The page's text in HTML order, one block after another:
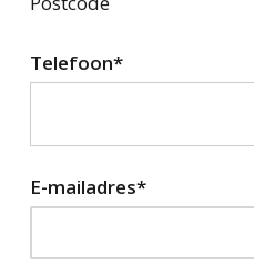
Telefoon*
E-mailadres*